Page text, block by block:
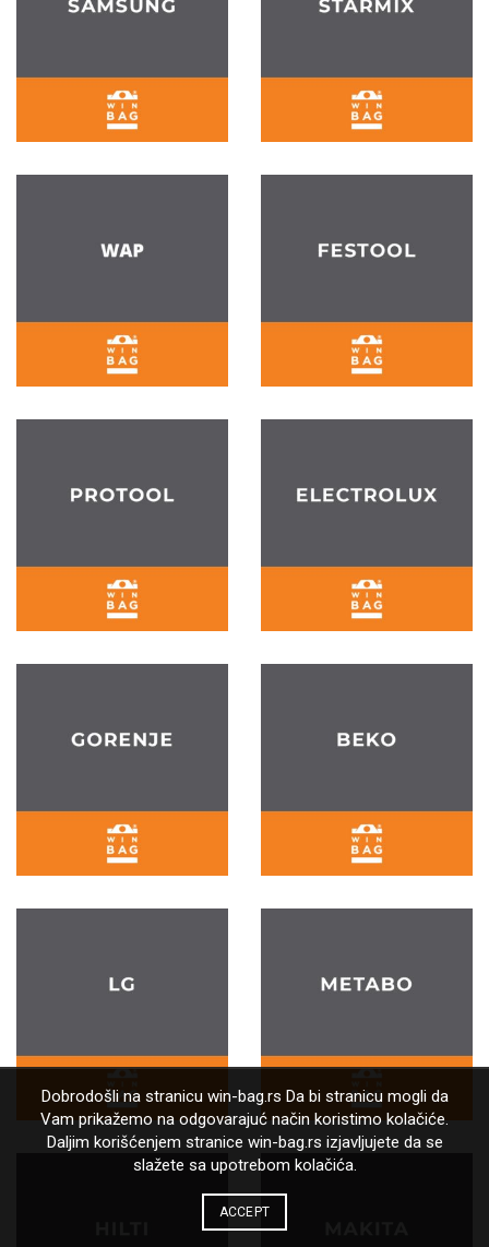
Dobrodošli na stranicu win-bag.rs Da bi stranicu mogli da
Vam prikažemo na odgovarajuć način koristimo kolačiće.
Daljim korišćenjem stranice win-bag.rs izjavljujete da se
slažete sa upotrebom kolačića.
ACCEPT